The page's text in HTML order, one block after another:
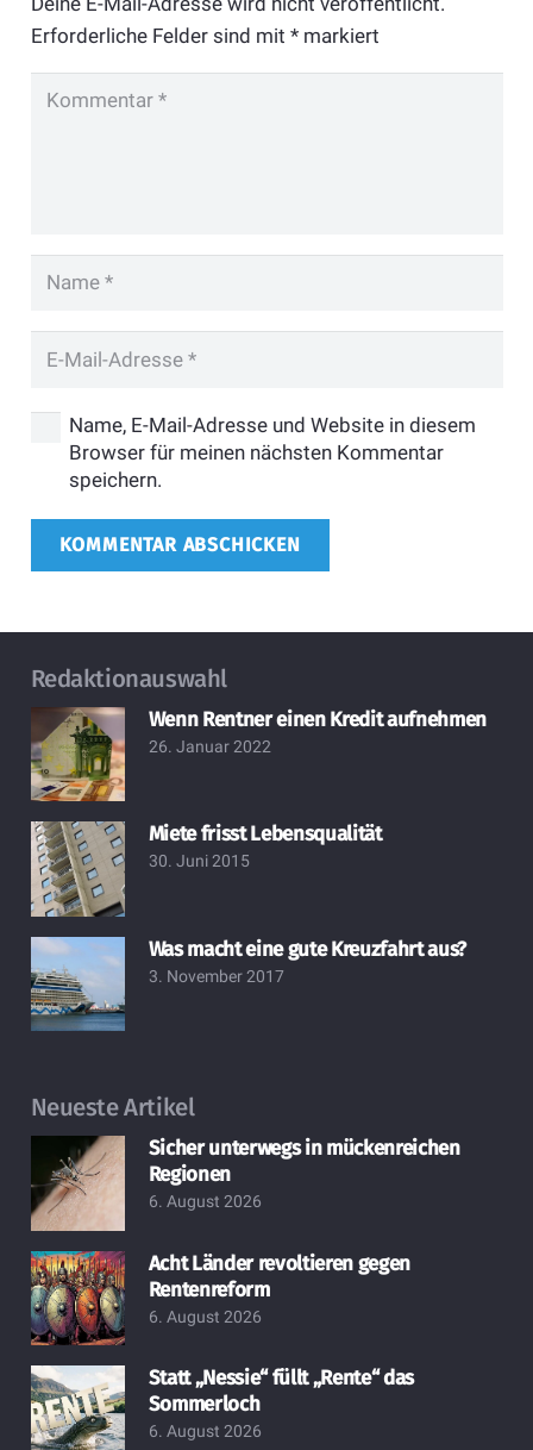
Erforderliche Felder sind mit *markiert
Name, E-Mail-Adresse und Website in diesem
Browser für meinen nächsten Kommentar
speichern.
KOMMENTAR ABSCHICKEN
Redaktionauswahl
Wenn Rentner einen Kredit aufnehmen
26. Januar 2022
Miete frisst Lebensqualität
30. Juni 2015
Was macht eine gute Kreuzfahrt aus?
3. November 2017
Neueste Artikel
Sicher unterwegs in mückenreichen
Regionen
6. August 2026
Acht Länder revoltieren gegen
Rentenreform
6. August 2026
Statt „Nessie“ füllt „Rente“ das
Sommerloch
6. August 2026